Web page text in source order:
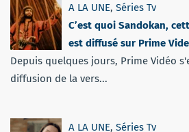
A LA UNE, Séries Tv
C’est quoi Sandokan,
est diffusé sur Prime
Depuis quelques jours, Prime Vidéo
diffusion de la vers...
A LA UNE, Séries Tv